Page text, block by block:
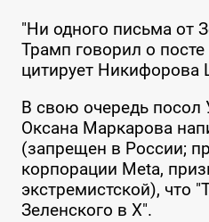
"Ни одного письма от
Трамп говорил о посте
цитирует Никифорова
В свою очередь
Оксана Маркарова
(запрещен в России;
корпорации Meta,
экстремистской), что
Зеленского в X".